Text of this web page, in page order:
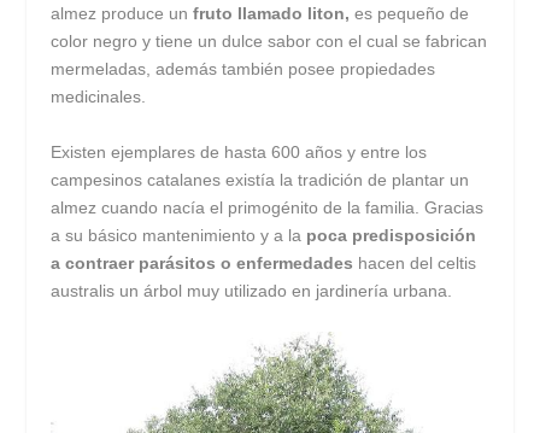
almez produce unfruto llamado liton, es pequeño de
color negro y tiene un dulce sabor con el cual se fabrican
mermeladas, además también posee propiedades
medicinales.
Existen ejemplares de hasta 600 años y entre los
campesinos catalanes existía la tradición de plantar un
almez cuando nacía el primogénito de la familia. Gracias
a su básico mantenimiento y a la poca predisposición
a contraer parásitos o enfermedades hacen del celtis
australis un árbol muy utilizado en jardinería urbana.